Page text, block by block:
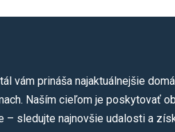
vám prináša najaktuálnejšie
Naším cieľom je poskytovať
– sledujte najnovšie udalosti a